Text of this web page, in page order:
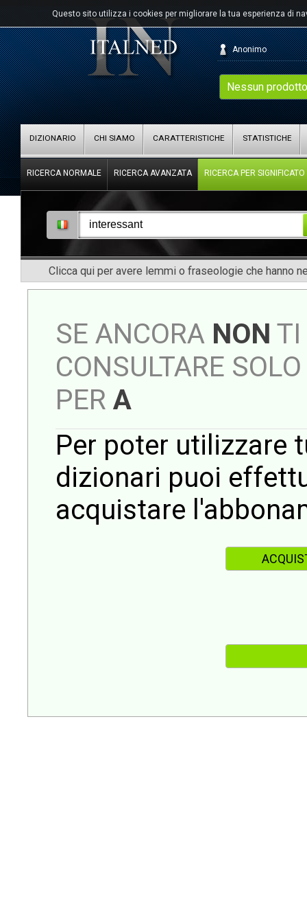
Questo sito utilizza i cookies per migliorare la tua esperienza di
Nessun
Anonimo
DIZIONARIO CHI SIAMO CARATTERISTICHE STATISTICHE
RICERCA NORMALE RICERCA AVANZATA RICERCA PER SIGNIFICATO
Clicca qui per avere lemmi o fraseologie che hanno
SE ANCORA NON TI
CONSULTARE
PER A
Per poter utilizzare
dizionari puoi
acquistare